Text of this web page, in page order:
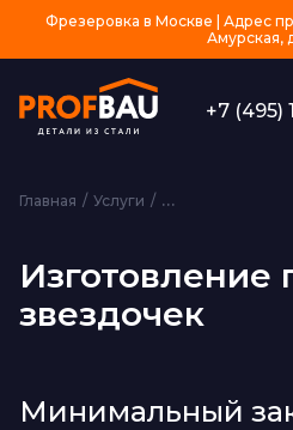
Фрезеровка в Москве | Адрес
Амурская,
+7 (495)
Главная Услуги Изготовление
Изготовление
звездочек
Минимальный